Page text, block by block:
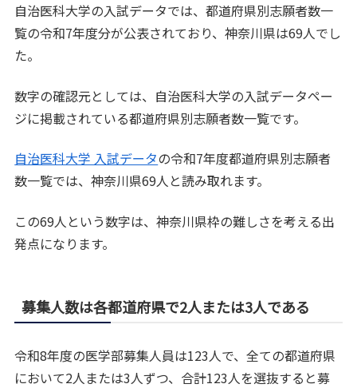
自治医科大学の入試データでは、都道府県別志願者数一
覧の令和7年度分が公表されており、神奈川県は69人でし
た。
数字の確認元としては、自治医科大学の入試データペー
ジに掲載されている都道府県別志願者数一覧です。
自治医科大学 入試データの令和7年度都道府県別志願者
数一覧では、神奈川県69人と読み取れます。
この69人という数字は、神奈川県枠の難しさを考える出
発点になります。
募集人数は各都道府県で2人または3人である
令和8年度の医学部募集人員は123人で、全ての都道府県
において2人または3人ずつ、合計123人を選抜すると募